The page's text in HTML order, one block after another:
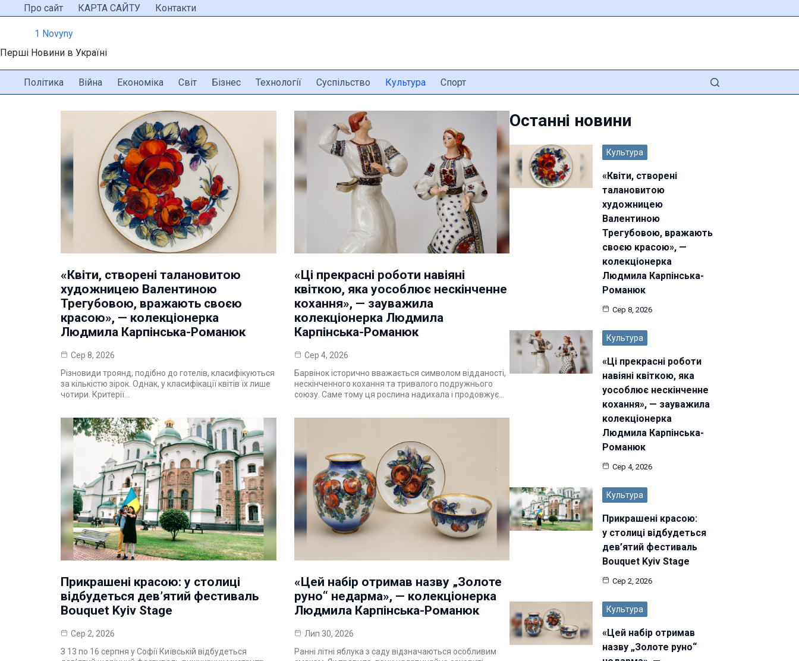
ПерейтиПро сайт КАРТА САЙТУ Контакти
1 Novyny
Перші Новини в Україні
Політика Війна Економіка Світ Бізнес Технології Суспільство Культура Спорт
«Квіти, створені талановитою
художницею Валентиною
Трегубовою, вражають своєю
красою», — колекціонерка
Людмила Карпінська-Романюк
Сер 8, 2026
Різновиди троянд, подібно до готелів, класифікуються
за кількістю зірок. Однак, у класифікації квітів їх лише
чотири. Критерії…
«Ці прекрасні роботи навіяні
квіткою, яка уособлює нескінченне
кохання», — зауважила
колекціонерка Людмила
Карпінська-Романюк
Сер 4, 2026
Барвінок історично вважається символом відданості,
нескінченного кохання та тривалого подружнього
союзу. Саме тому ця рослина надихала і продовжує…
Прикрашені красою: у столиці
відбудеться дев’ятий фестиваль
Bouquet Kyiv Stage
Сер 2, 2026
З 13 по 16 серпня у Софії Київській відбудеться
«Цей набір отримав назву „Золоте
руно“ недарма», — колекціонерка
Людмила Карпінська-Романюк
Лип 30, 2026
Ранні літні яблука з саду відзначаються особливим
Останні новини
Культура
«Квіти, створені
талановитою
художницею
Валентиною
Трегубовою, вражають
своєю красою», —
колекціонерка
Людмила Карпінська-
Романюк
Сер 8, 2026
Культура
«Ці прекрасні роботи
навіяні квіткою, яка
уособлює нескінченне
кохання», — зауважила
колекціонерка
Людмила Карпінська-
Романюк
Сер 4, 2026
Культура
Прикрашені красою:
у столиці відбудеться
дев’ятий фестиваль
Bouquet Kyiv Stage
Сер 2, 2026
Культура
«Цей набір отримав
назву „Золоте руно“